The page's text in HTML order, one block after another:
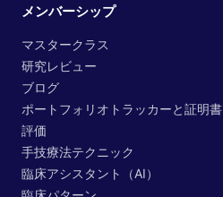
メンバーシップ
マスタークラス
研究レビュー
ブログ
ポートフォリオトラッカーと証明書
評価
手技療法テクニック
臨床アシスタント（AI）